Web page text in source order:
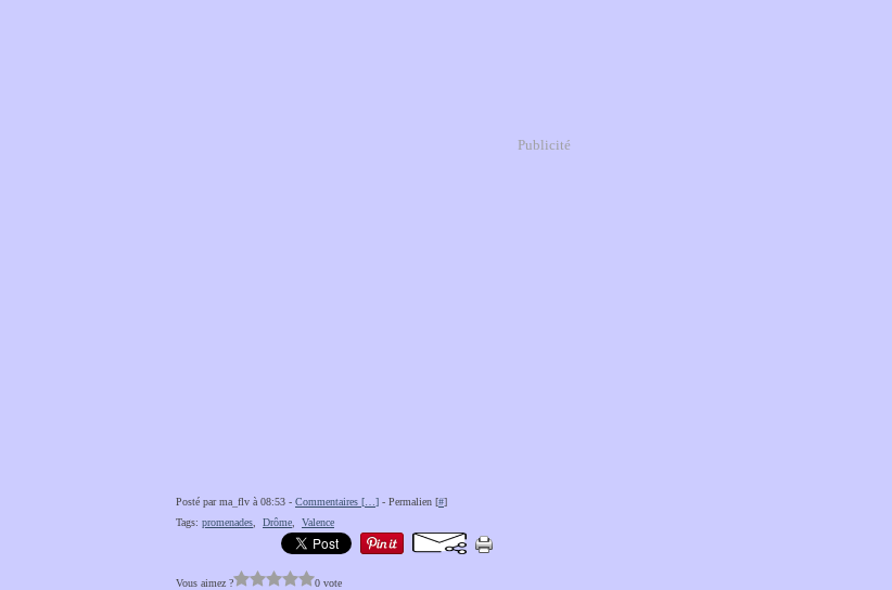
Publicité
Posté par ma_flv à 08:53 - Commentaires [ ] - Permalien [#]
Tags: promenades Drôme Valence
Vous aimez ? 0 vote